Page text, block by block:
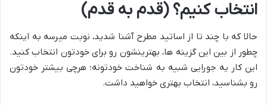
انتخاب کنیم؟ (قدم به قدم)
حالا که با چند تا از اساتید مطرح آشنا شدید، نوبت میرسه به اینکه
چطور از بین این گزینه ها، بهترینشون رو برای خودتون انتخاب کنید.
این کار یه جورایی شبیه به شناخت خودتونه؛ هرچی بیشتر خودتون
رو بشناسید، انتخاب بهتری خواهید داشت.